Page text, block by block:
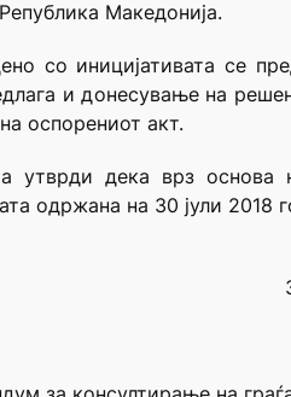
Македонија.
со иницијативата се
и донесување на
оспорениот акт.
утврди дека врз основа
одржана на 30 јули